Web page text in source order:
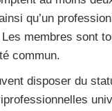
qu’un
membres sont
commun.
disposer du